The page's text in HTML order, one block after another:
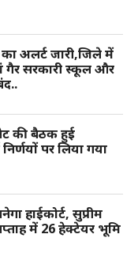
का अलर्ट जारी,जिले में
गैर सरकारी स्कूल और
की बैठक हुई
पर लिया गया
हाईकोर्ट, सुप्रीम
में 26 हेक्टेयर भूमि